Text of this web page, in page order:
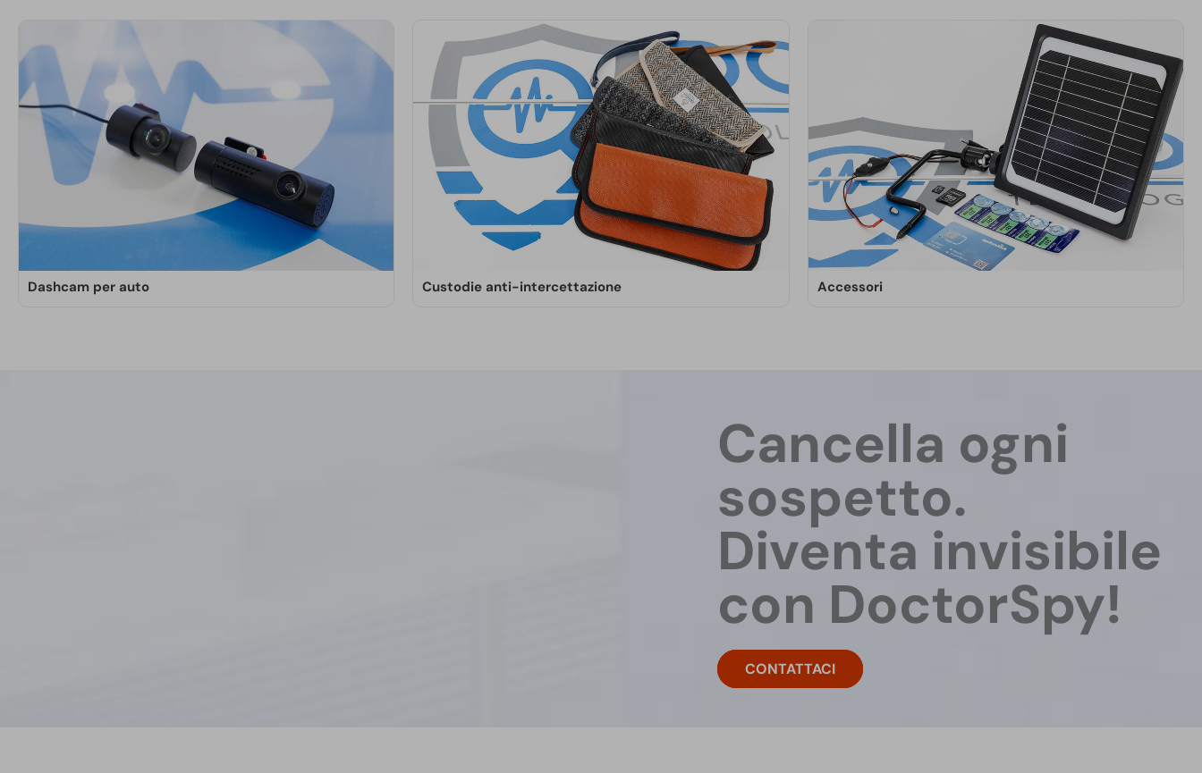
I microauricolari Doctorspy garantiscono la
sicurezza delle comunicazioni. Assicurano una
qualità audio di altissimo livello e la massima
discrezione. Nel catalogo sono presenti anche kit
con videocamera integrata.
SCOPRI DI PIÙ
piccole, resistenti e facili da nascondere grazie alla
scocca mimetica. Utili per videosorveglianza,
monitoraggio fauna o contro lo sversamento
abusivo di rifiuti.
SCOPRI DI PIÙ
direttamente dalle superfici, trasformandole in
suoni udibili. Ideali per monitoraggi speciali,
captano anche rumori sottili, offrendo un ascolto
SCOPRI DI PIÙ
Dashcam per auto Custodie anti-intercettazione Accessori
illuminatori IR, scocche e staffe per fototrappole.
SCOPRI DI PIÙ
Cancella ogni
sospetto.
Diventa invisibile
con DoctorSpy!
CONTATTACI